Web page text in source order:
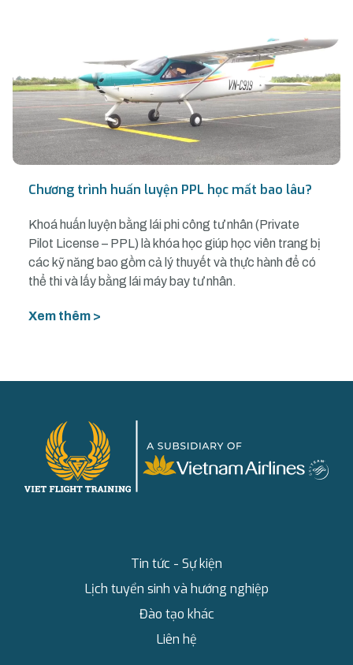
Chương trình huấn luyện PPL học mất bao lâu?
Khoá huấn luyện bằng lái phi công tư nhân (Private
Pilot License – PPL) là khóa học giúp học viên trang bị
các kỹ năng bao gồm cả lý thuyết và thực hành để có
thể thi và lấy bằng lái máy bay tư nhân.
Xem thêm >
Tin tức - Sự kiện
Lịch tuyển sinh và hướng nghiệp
Đào tạo khác
Liên hệ